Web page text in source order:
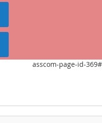
asscom-page-id-369#